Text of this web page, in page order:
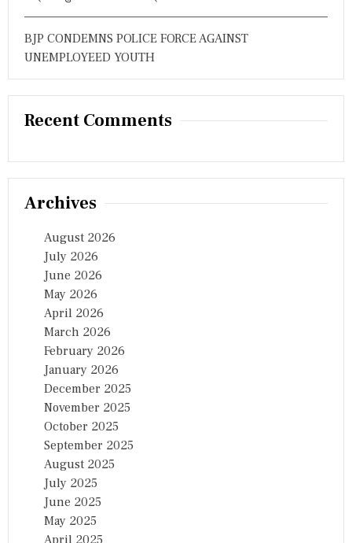
BJP CONDEMNS POLICE FORCE AGAINST
UNEMPLOYEED YOUTH
Recent Comments
Archives
August 2026
July 2026
June 2026
May 2026
April 2026
March 2026
February 2026
January 2026
December 2025
November 2025
October 2025
September 2025
August 2025
July 2025
June 2025
May 2025
April 2025